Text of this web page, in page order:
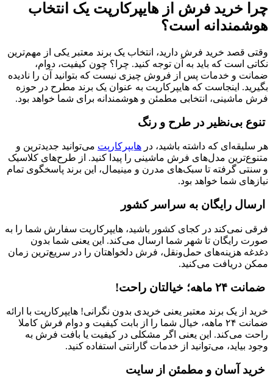
چرا خرید فرش از هایپرکارپت یک انتخاب
هوشمندانه است؟
وقتی قصد خرید فرش دارید، انتخاب یک برند معتبر یکی از مهم‌ترین
نکاتی است که باید به آن توجه کنید. چرا؟ چون کیفیت، دوام،
ضمانت و خدمات پس از فروش چیزی نیست که بتوانید آن را نادیده
بگیرید. اینجاست که هایپرکارپت به عنوان یک برند مطرح در حوزه
فرش ماشینی، انتخابی مطمئن و هوشمندانه برای شما خواهد بود.
تنوع بی‌نظیر در طرح و رنگ
هر سلیقه‌ای که داشته باشید، در هایپرکارپت می‌توانید جدیدترین و
متنوع‌ترین مدل‌های فرش ماشینی را پیدا کنید. از طرح‌های کلاسیک
و سنتی گرفته تا سبک‌های مدرن و مینیمال، این برند پاسخگوی تمام
نیازهای شما خواهد بود.
ارسال رایگان به سراسر کشور
فرقی نمی‌کند در کجای کشور باشید، هایپرکارپت سفارش شما را به
صورت رایگان تا شهر شما ارسال می‌کند. این یعنی شما بدون
دغدغه هزینه‌های حمل‌ونقل، فرش دلخواهتان را در سریع‌ترین زمان
ممکن دریافت می‌کنید.
ضمانت ۲۴ ماهه؛ خیالتان راحت!
خرید از یک برند معتبر یعنی خریدی بدون نگرانی! هایپرکارپت با ارائه
ضمانت ۲۴ ماهه، خیال شما را از بابت کیفیت و دوام فرش کاملا
راحت می‌کند. این یعنی اگر مشکلی در کیفیت یا بافت فرش به
وجود بیاید، می‌توانید از خدمات گارانتی استفاده کنید.
خرید آسان و مطمئن از سایت